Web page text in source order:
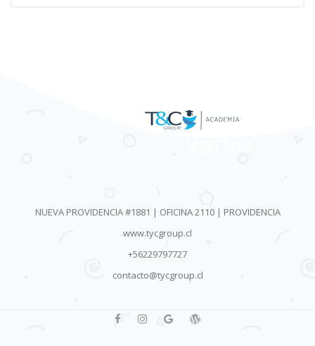
NUEVA PROVIDENCIA #1881 | OFICINA 2110 | PROVIDENCIA
www.tycgroup.cl
+56229797727
contacto@tycgroup.cl